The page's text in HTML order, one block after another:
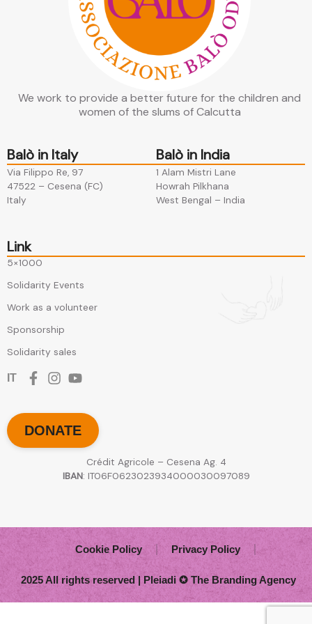
We work to provide a better future for the children and
women of the slums of Calcutta
Balò in Italy
Via Filippo Re, 97
47522 – Cesena (FC)​
Italy
Balò in India
1 Alam Mistri Lane
Howrah Pilkhana​
West Bengal – India
Link
5×1000
Solidarity Events
Work as a volunteer
Sponsorship
Solidarity sales
IT
DONATE
Crédit Agricole – Cesena Ag. 4
IBAN: IT06F0623023934000030097089
Cookie Policy Privacy Policy
2025 All rights reserved | Pleiadi ✪ The Branding Agency